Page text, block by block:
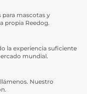
la talla correcta.
cosidos a mano,
mascotas y
propia Reedog.
la experiencia suficiente
mundial.
Nuestro